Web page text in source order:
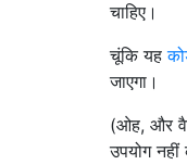
चाहिए।
चूंकि यह
जाएगा।
(ओह, और
उपयोग